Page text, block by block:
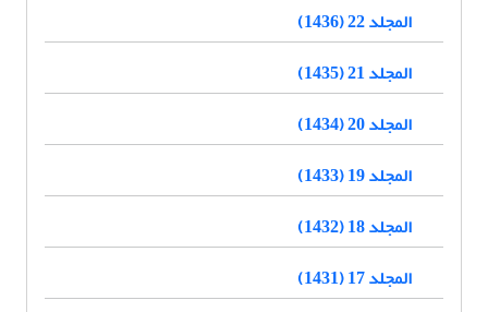
المجلد 22 (1436)
المجلد 21 (1435)
المجلد 20 (1434)
المجلد 19 (1433)
المجلد 18 (1432)
المجلد 17 (1431)